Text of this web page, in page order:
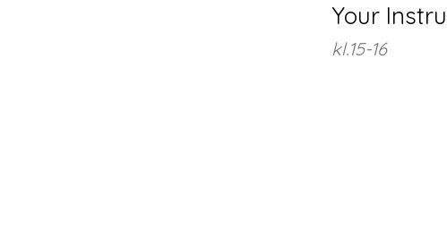
Your
kl.15-16